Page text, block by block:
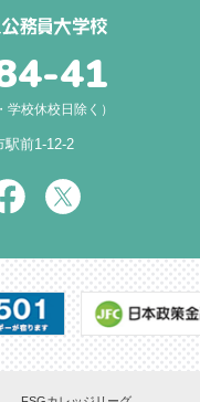
41
校休校日除く）
前1-12-2